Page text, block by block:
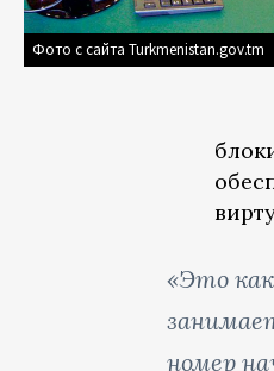
Фото с сайта Turkmenistan.gov.tm
«Это
номер